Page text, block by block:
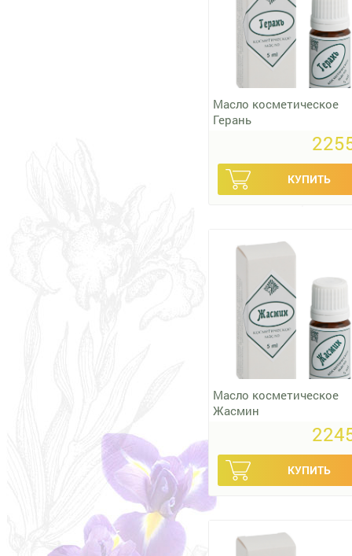
Масло косметическое
Герань
Масло косметическое
Жасмин